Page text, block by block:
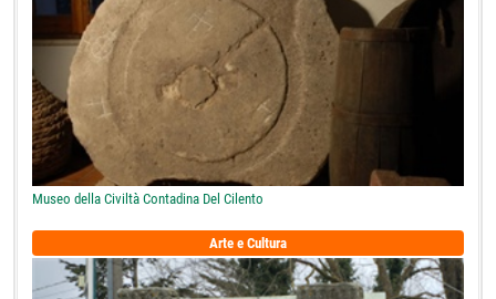
Museo della Civiltà Contadina Del Cilento
Arte e Cultura